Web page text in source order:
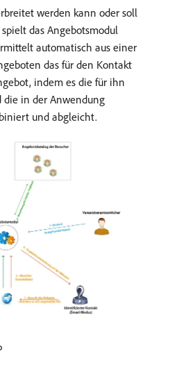
werden kann oder soll
das Angebotsmodul
automatisch aus einer
das für den Kontakt
indem es die für ihn
in der Anwendung
und abgleicht.